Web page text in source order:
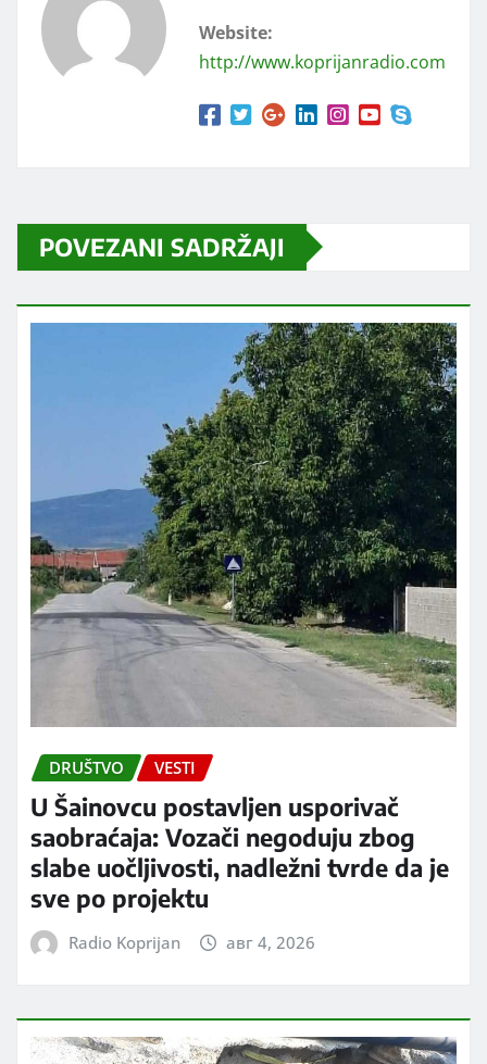
Website:
http://www.koprijanradio.com
POVEZANI SADRŽAJI
DRUŠTVO VESTI
U Šainovcu postavljen usporivač
saobraćaja: Vozači negoduju zbog
slabe uočljivosti, nadležni tvrde da je
sve po projektu
Radio Koprijan авг 4, 2026